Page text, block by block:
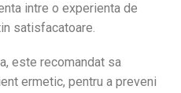
intre o experienta de
satisfacatoare.
este recomandat sa
ermetic, pentru a preveni